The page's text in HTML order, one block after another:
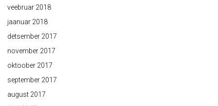
veebruar 2018
jaanuar 2018
detsember 2017
november 2017
oktoober 2017
september 2017
august 2017